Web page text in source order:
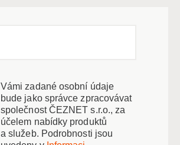
Vámi zadané osobní údaje
bude jako správce zpracovávat
společnost ČEZNET s.r.o., za
účelem nabídky produktů
a služeb. Podrobnosti jsou